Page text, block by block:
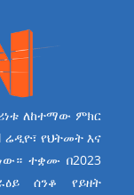
ለከተማው ምክር
የህትመት እና
ተቋሙ በ2023
ሰንቆ የይዘት